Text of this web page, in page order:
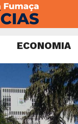
ECONOMIA